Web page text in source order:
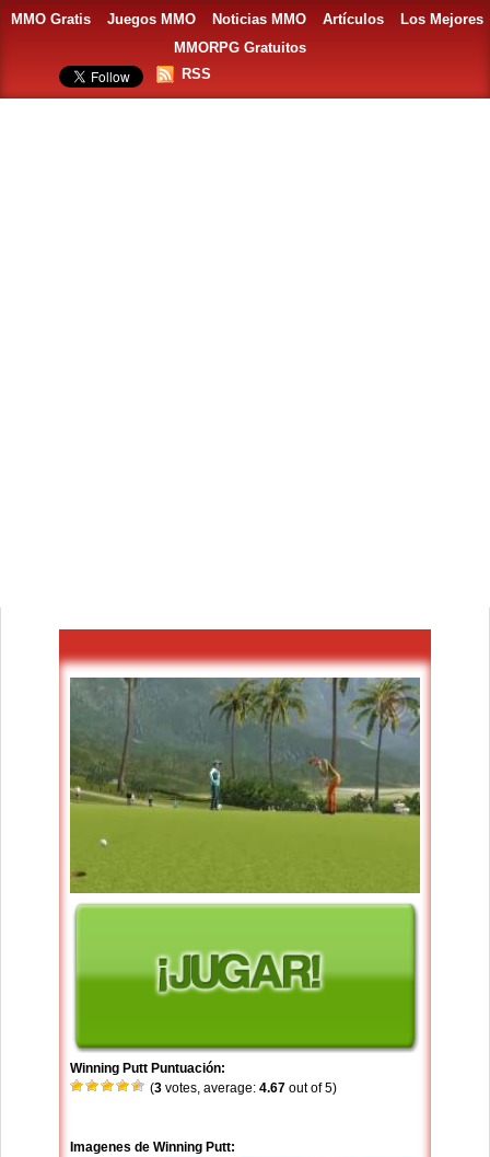
MMO Gratis Juegos MMO Noticias MMO Artículos
Los Mejores
MMORPG Gratuitos
RSS
Winning Putt Puntuación:
(3 votes, average: 4.67 out of 5)
Imagenes de Winning Putt: